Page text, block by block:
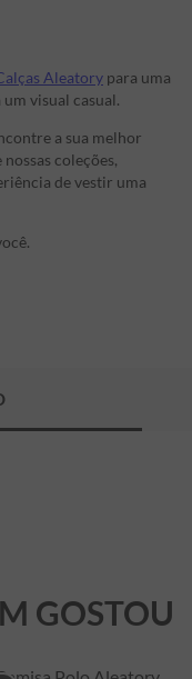
Aleatory para uma
um visual casual.
a sua melhor
coleções,
de vestir uma
GOSTOU